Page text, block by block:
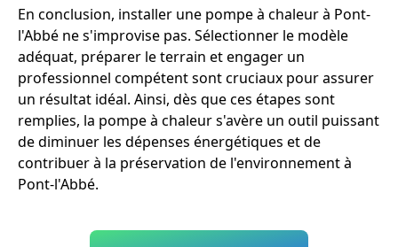
En conclusion, installer une pompe à chaleur à Pont-
l'Abbé ne s'improvise pas. Sélectionner le modèle
adéquat, préparer le terrain et engager un
professionnel compétent sont cruciaux pour assurer
un résultat idéal. Ainsi, dès que ces étapes sont
remplies, la pompe à chaleur s'avère un outil puissant
de diminuer les dépenses énergétiques et de
contribuer à la préservation de l'environnement à
Pont-l'Abbé.